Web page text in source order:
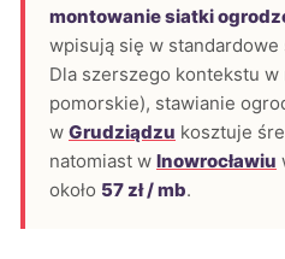
montowanie siatki
wpisują się w
Dla szerszego kontekstu
pomorskie), stawianie
w Grudziądzu kosztuje
natomiast w Inowrocławiu
około 57 zł / mb.